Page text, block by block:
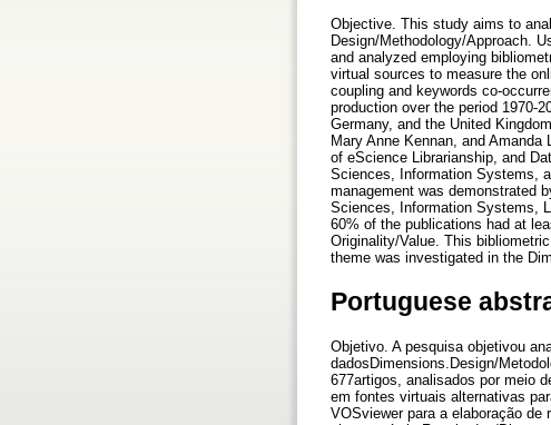
Objective. This study aims to
Design/Methodology/Approach.
and analyzed employing
virtual sources to measure the
coupling and keywords co-
production over the period 1970-
Germany, and the United
Mary Anne Kennan, and
of eScience Librarianship, and
Sciences, Information Systems,
management was demonstrated
Sciences, Information Systems,
60% of the publications had at
Originality/Value. This
theme was investigated in the
Portuguese
Objetivo. A pesquisa objetivou
dadosDimensions.Design/
677artigos, analisados por meio
em fontes virtuais alternativas
VOSviewer para a elaboração de